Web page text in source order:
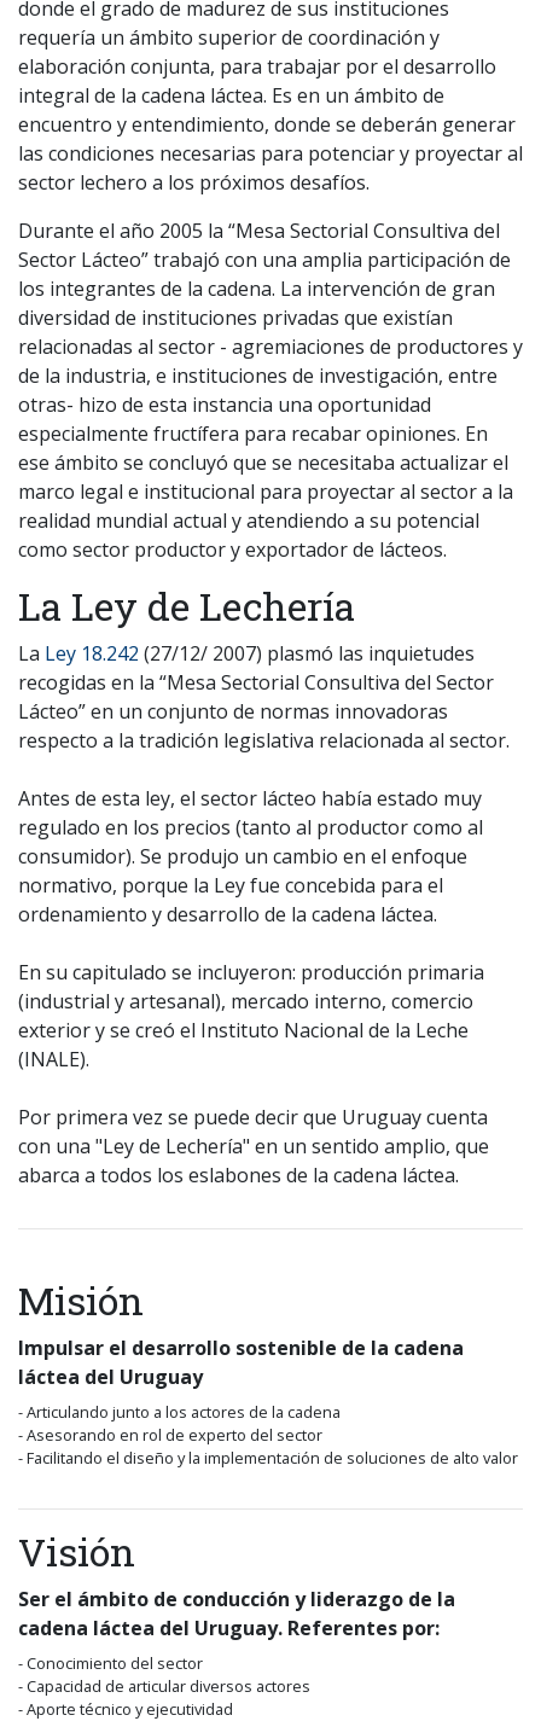
donde el grado de madurez de sus instituciones
requería un ámbito superior de coordinación y
elaboración conjunta, para trabajar por el desarrollo
integral de la cadena láctea. Es en un ámbito de
encuentro y entendimiento, donde se deberán generar
las condiciones necesarias para potenciar y proyectar al
sector lechero a los próximos desafíos.
Durante el año 2005 la “Mesa Sectorial Consultiva del
Sector Lácteo” trabajó con una amplia participación de
los integrantes de la cadena. La intervención de gran
diversidad de instituciones privadas que existían
relacionadas al sector - agremiaciones de productores y
de la industria, e instituciones de investigación, entre
otras- hizo de esta instancia una oportunidad
especialmente fructífera para recabar opiniones. En
ese ámbito se concluyó que se necesitaba actualizar el
marco legal e institucional para proyectar al sector a la
realidad mundial actual y atendiendo a su potencial
como sector productor y exportador de lácteos.
La Ley de Lechería
La Ley 18.242 (27/12/ 2007) plasmó las inquietudes
recogidas en la “Mesa Sectorial Consultiva del Sector
Lácteo” en un conjunto de normas innovadoras
respecto a la tradición legislativa relacionada al sector.
Antes de esta ley, el sector lácteo había estado muy
regulado en los precios (tanto al productor como al
consumidor). Se produjo un cambio en el enfoque
normativo, porque la Ley fue concebida para el
ordenamiento y desarrollo de la cadena láctea.
En su capitulado se incluyeron: producción primaria
(industrial y artesanal), mercado interno, comercio
exterior y se creó el Instituto Nacional de la Leche
(INALE).
Por primera vez se puede decir que Uruguay cuenta
con una "Ley de Lechería" en un sentido amplio, que
abarca a todos los eslabones de la cadena láctea.
Misión
Impulsar el desarrollo sostenible de la cadena
láctea del Uruguay
- Articulando junto a los actores de la cadena
- Asesorando en rol de experto del sector
- Facilitando el diseño y la implementación de soluciones de alto valor
Visión
Ser el ámbito de conducción y liderazgo de la
cadena láctea del Uruguay. Referentes por:
- Conocimiento del sector
- Capacidad de articular diversos actores
- Aporte técnico y ejecutividad